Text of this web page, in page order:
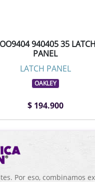
940405 35 LATCH
PANEL
LATCH PANEL
OAKLEY
$ 194.900
Por eso, combinamos